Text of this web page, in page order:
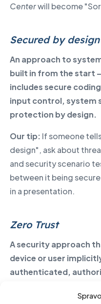
Centerwill become
Secured by design
An approach to
built in from the start
includes secure
input control, system
protection by design.
Our tip: If someone
design", ask about
and security scenario
between it being
in a presentation.
Zero Trust
A security approach
device or user
authenticated,